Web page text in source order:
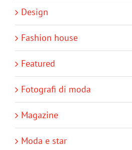
Design
Fashion house
Featured
Fotografi di moda
Magazine
Moda e star